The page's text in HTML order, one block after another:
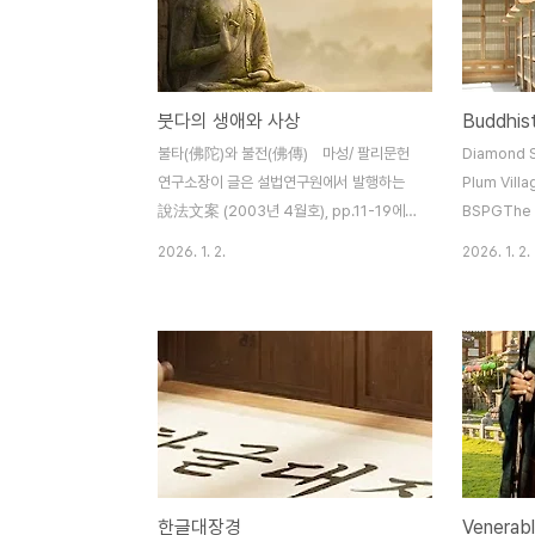
cling to Dharmas which don't
exist!Collection of Stone and
SandThe Gateless GateThe Ten
Oxherding Pictures - Alleg..
Yadav)
Ethics
Yong-kil
Cho.pdf..
붓다의 생애와 사상
불타(佛陀)와 불전(佛傳) 마성/ 팔리문헌
연구소장이 글은 설법연구원에서 발행하는
說法文案 (2003년 4월호), pp.11-19에
선행되어야만 합니다. 그런데 한국의 불교계
에서는 출가 · 재가를 막론하고, 붓다의 생애
를 너무나 가볍게 여기거나 거의 무시해 온
것이 사실입니다. 특히 재가 불자들은 붓다의
생애에 대하여 체계적으로 공부할 기회를 갖
지 못하고 있는 경우가 허다합니다.한국불교
의 문제점 가운데 하나인 기복적인 신앙과 잘
2026. 1. 2.
Diamond
Plum
Sutra :
Chapter
Sut..
2026. 1. 2.
한글대장경